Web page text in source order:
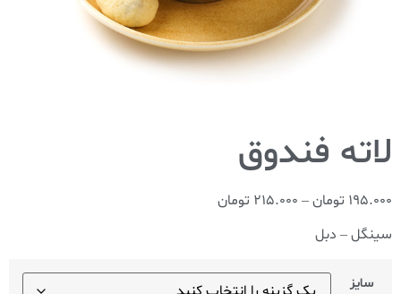
195.000 تومان–
215.000 تومان
سینگل – دبل
سایز